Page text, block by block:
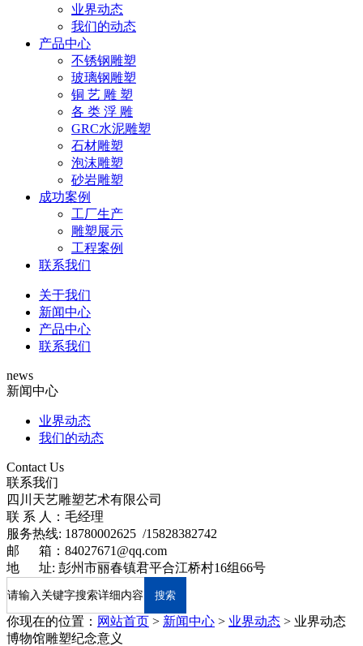
业界动态
我们的动态
产品中心
不锈钢雕塑
玻璃钢雕塑
铜 艺 雕 塑
各 类 浮 雕
GRC水泥雕塑
石材雕塑
泡沫雕塑
砂岩雕塑
成功案例
工厂生产
雕塑展示
工程案例
联系我们
关于我们
新闻中心
产品中心
联系我们
news
新闻中心
业界动态
我们的动态
Contact Us
联系我们
四川天艺雕塑艺术有限公司
联 系 人：毛经理
服务热线: 18780002625 /15828382742
邮 箱：84027671@qq.com
地 址: 彭州市丽春镇君平合江桥村16组66号
你现在的位置： 网站首页 > 新闻中心 > 业界动态 > 业界动态
博物馆雕塑纪念意义